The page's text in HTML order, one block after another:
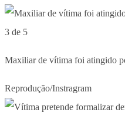
3 de 5
Maxiliar de vítima foi atingido
Reprodução/Instragram